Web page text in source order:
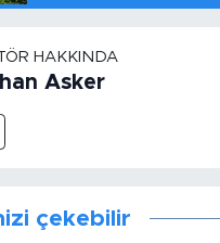
HAKKINDA
Asker
çekebilir